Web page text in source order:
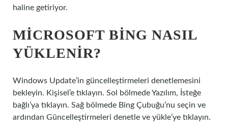
haline getiriyor.
MICROSOFT BING NASIL
YÜKLENIR?
Windows Update’in güncelleştirmeleri denetlemesini
bekleyin. Kişisel’e tıklayın. Sol bölmede Yazılım, İsteğe
bağlı’ya tıklayın. Sağ bölmede Bing Çubuğu’nu seçin ve
ardından Güncelleştirmeleri denetle ve yükle’ye tıklayın.